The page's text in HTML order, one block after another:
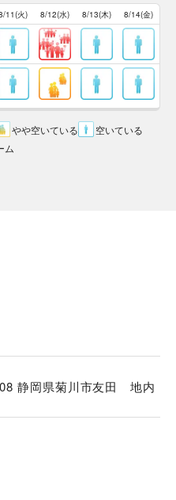
11(火) 8/12(水) 8/13(木) 8/14(金)
やや空いている
空いている
ム
静岡県菊川市友田 地内